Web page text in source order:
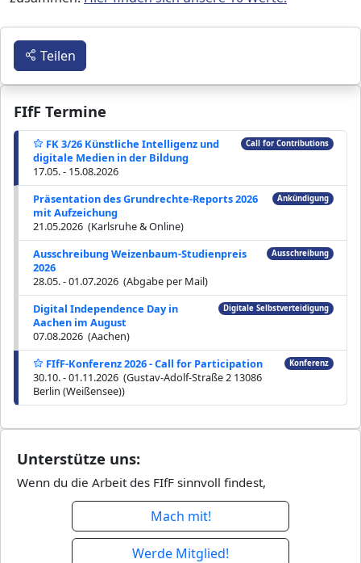
FIfF Termine
FK 3/26 Künstliche Intelligenz und
digitale Medien in der Bildung
17.05. - 15.08.2026
Call for Contributions
Präsentation des Grundrechte-Reports 2026
mit Aufzeichung
21.05.2026 (Karlsruhe & Online)
Ankündigung
Ausschreibung Weizenbaum-Studienpreis
2026
28.05. - 01.07.2026 (Abgabe per Mail)
Ausschreibung
Digital Independence Day in
Aachen im August
07.08.2026 (Aachen)
Digitale Selbstverteidigung
FIfF-Konferenz 2026 - Call for Participation
30.10. - 01.11.2026 (Gustav-Adolf-Straße 2 13086
Berlin (Weißensee))
Konferenz
Unterstütze uns:
Wenn du die Arbeit des FIfF sinnvoll findest,
Mach mit!
Werde Mitglied!
Teilen